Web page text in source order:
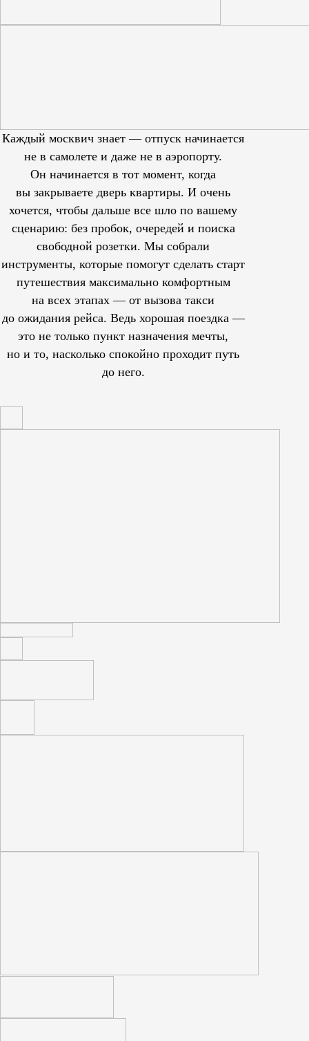
Каждый москвич знает — отпуск начинается
не в самолете и даже не в аэропорту.
Он начинается в тот момент, когда
вы закрываете дверь квартиры. И очень
хочется, чтобы дальше все шло по вашему
сценарию: без пробок, очередей и поиска
свободной розетки. Мы собрали
инструменты, которые помогут сделать старт
путешествия максимально комфортным
на всех этапах — от вызова такси
до ожидания рейса. Ведь хорошая поездка —
это не только пункт назначения мечты,
но и то, насколько спокойно проходит путь
до него.